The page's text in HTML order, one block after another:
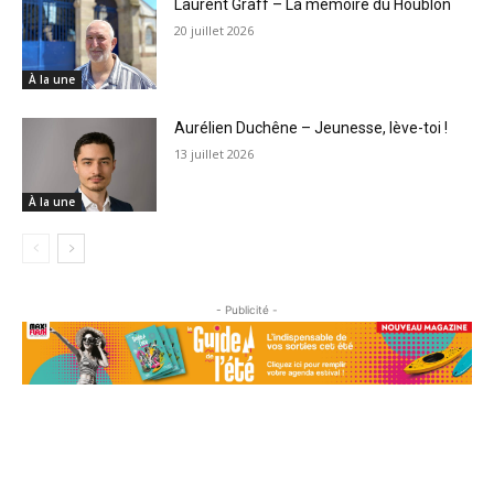
À la une
Laurent Graff – La mémoire du Houblon
20 juillet 2026
À la une
Aurélien Duchêne – Jeunesse, lève-toi !
13 juillet 2026
- Publicité -